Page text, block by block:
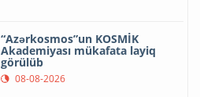
“Azərkosmos”un KOSMİK
Akademiyası mükafata layiq
görülüb
08-08-2026